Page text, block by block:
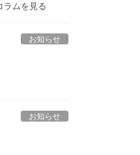
ラムを見る
お知らせ
お知らせ